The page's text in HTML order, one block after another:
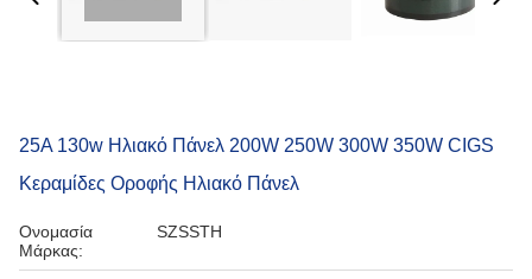
25A 130w Ηλιακό Πάνελ 200W 250W 300W 350W CIGS
Κεραμίδες Οροφής Ηλιακό Πάνελ
Ονομασία
Μάρκας:
SZSSTH